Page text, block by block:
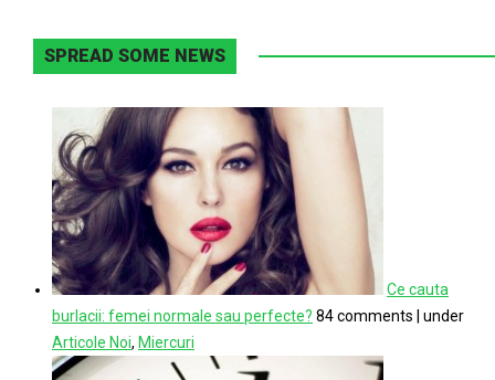
SPREAD SOME NEWS
Ce cauta
burlacii: femei normale sau perfecte? 84 comments
under
Articole Noi, Miercuri